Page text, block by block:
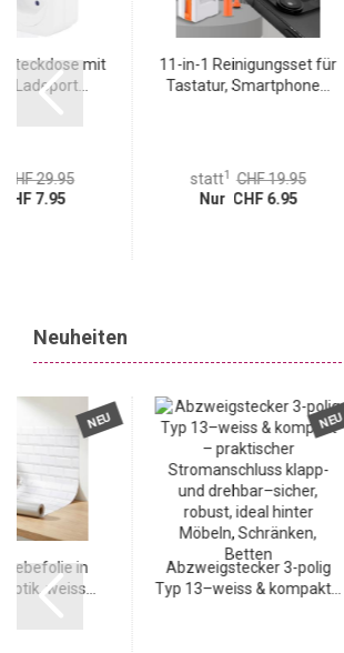
Steckdose mit
Ladeport...
CHF 29.95
7.95
11-in-1 Reinigungsset für
Tastatur, Smartphone...
statt1 CHF 19.95
Nur CHF 6.95
Neuheiten
NEU
in
weiss...
NEU
Abzweigstecker 3-polig
Typ 13–weiss & kompakt...